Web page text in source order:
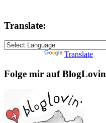
Translate:
Translate
Folge mir auf BlogLovin